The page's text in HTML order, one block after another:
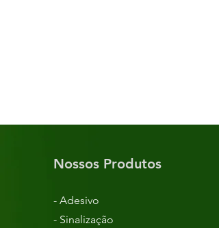
Nossos Produtos
- Adesivo
- Sinalização